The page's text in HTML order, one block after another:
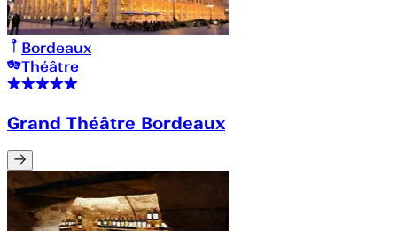
Bordeaux
Théâtre
Grand Théâtre Bordeaux